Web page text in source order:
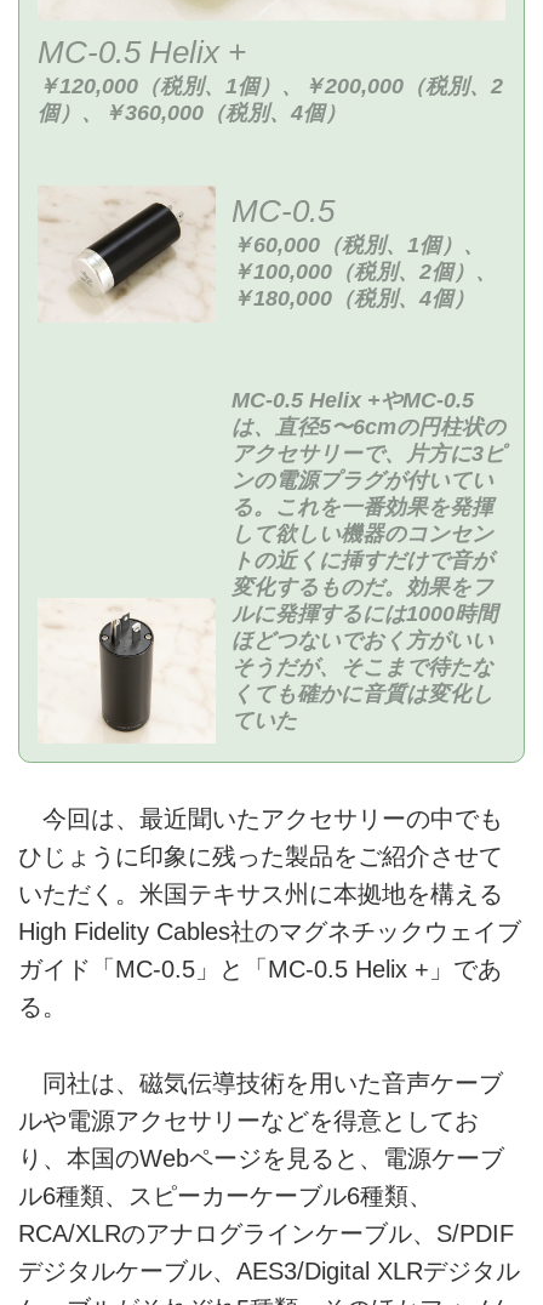
MC-0.5 Helix +
￥120,000（税別、1個）、￥200,000（税別、2
個）、￥360,000（税別、4個）
MC-0.5
￥60,000（税別、1個）、
￥100,000（税別、2個）、
￥180,000（税別、4個）
MC-0.5 Helix +やMC-0.5
は、直径5〜6cmの円柱状の
アクセサリーで、片方に3ピ
ンの電源プラグが付いてい
る。これを一番効果を発揮
して欲しい機器のコンセン
トの近くに挿すだけで音が
変化するものだ。効果をフ
ルに発揮するには1000時間
ほどつないでおく方がいい
そうだが、そこまで待たな
くても確かに音質は変化し
ていた
今回は、最近聞いたアクセサリーの中でも
ひじょうに印象に残った製品をご紹介させて
いただく。米国テキサス州に本拠地を構える
High Fidelity Cables社のマグネチックウェイブ
ガイド「MC-0.5」と「MC-0.5 Helix +」であ
る。
同社は、磁気伝導技術を用いた音声ケーブ
ルや電源アクセサリーなどを得意としてお
り、本国のWebページを見ると、電源ケーブ
ル6種類、スピーカーケーブル6種類、
RCA/XLRのアナログラインケーブル、S/PDIF
デジタルケーブル、AES3/Digital XLRデジタル